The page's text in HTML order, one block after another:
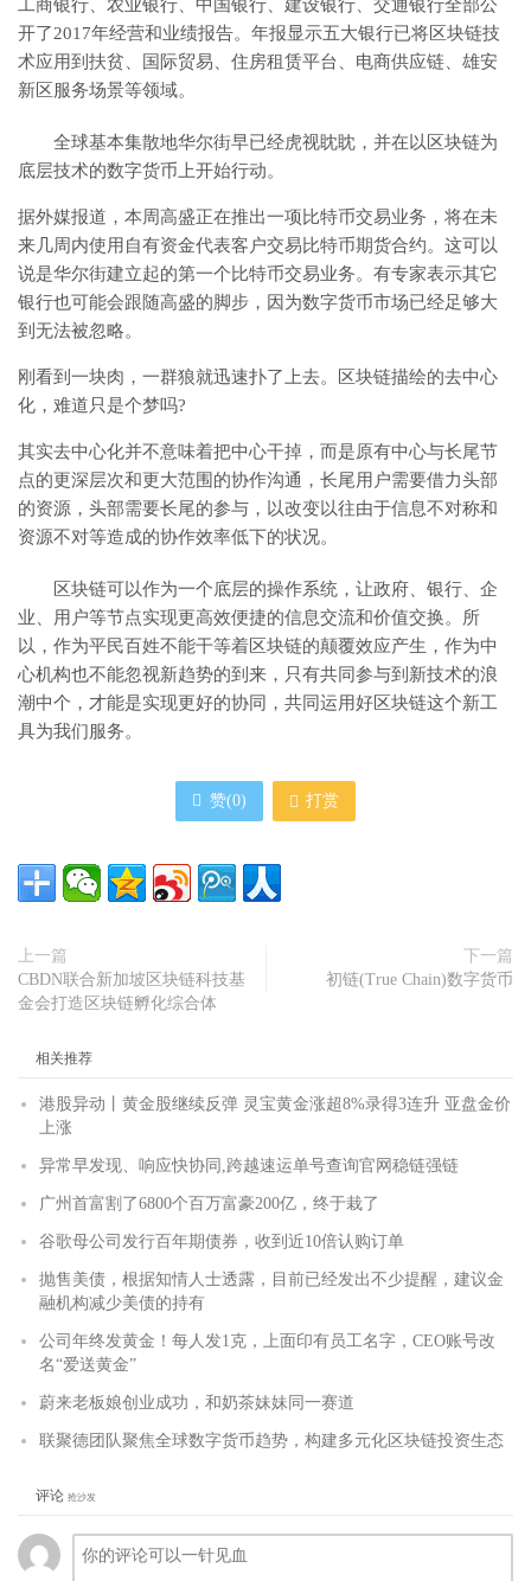
工商银行、农业银行、中国银行、建设银行、交通银行全部公
开了2017年经营和业绩报告。年报显示五大银行已将区块链技
术应用到扶贫、国际贸易、住房租赁平台、电商供应链、雄安
新区服务场景等领域。
全球基本集散地华尔街早已经虎视眈眈，并在以区块链为
底层技术的数字货币上开始行动。
据外媒报道，本周高盛正在推出一项比特币交易业务，将在未
来几周内使用自有资金代表客户交易比特币期货合约。这可以
说是华尔街建立起的第一个比特币交易业务。有专家表示其它
银行也可能会跟随高盛的脚步，因为数字货币市场已经足够大
到无法被忽略。
刚看到一块肉，一群狼就迅速扑了上去。区块链描绘的去中心
化，难道只是个梦吗?
其实去中心化并不意味着把中心干掉，而是原有中心与长尾节
点的更深层次和更大范围的协作沟通，长尾用户需要借力头部
的资源，头部需要长尾的参与，以改变以往由于信息不对称和
资源不对等造成的协作效率低下的状况。
区块链可以作为一个底层的操作系统，让政府、银行、企
业、用户等节点实现更高效便捷的信息交流和价值交换。所
以，作为平民百姓不能干等着区块链的颠覆效应产生，作为中
心机构也不能忽视新趋势的到来，只有共同参与到新技术的浪
潮中个，才能是实现更好的协同，共同运用好区块链这个新工
具为我们服务。
赞(0) 打赏
上一篇
CBDN联合新加坡区块链科技基
金会打造区块链孵化综合体
下一篇
初链(True Chain)数字货币
相关推荐
港股异动丨黄金股继续反弹 灵宝黄金涨超8%录得3连升 亚盘金价
上涨
异常早发现、响应快协同,跨越速运单号查询官网稳链强链
广州首富割了6800个百万富豪200亿，终于栽了
谷歌母公司发行百年期债券，收到近10倍认购订单
抛售美债，根据知情人士透露，目前已经发出不少提醒，建议金
融机构减少美债的持有
公司年终发黄金！每人发1克，上面印有员工名字，CEO账号改
名“爱送黄金”
蔚来老板娘创业成功，和奶茶妹妹同一赛道
联聚德团队聚焦全球数字货币趋势，构建多元化区块链投资生态
评论 抢沙发